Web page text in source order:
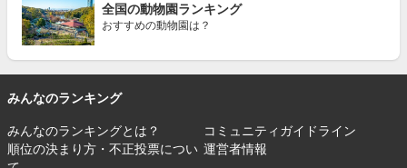
全国の動物園ランキング
おすすめの動物園は？
みんなのランキング
みんなのランキングとは？
コミュニティガイドライン
順位の決まり方・不正投票につい 運営者情報